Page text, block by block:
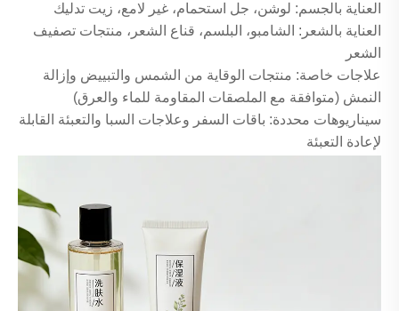
العناية بالجسم: لوشن، جل استحمام، غير لامع، زيت تدليك
العناية بالشعر: الشامبو، البلسم، قناع الشعر، منتجات تصفيف
الشعر
علاجات خاصة: منتجات الوقاية من الشمس والتبييض وإزالة
النمش (متوافقة مع الملصقات المقاومة للماء والعرق)
سيناريوهات محددة: باقات السفر وعلاجات السبا والتعبئة القابلة
لإعادة التعبئة